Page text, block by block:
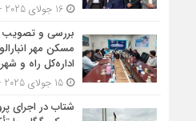
16 جولای 2025 - 8:51
بررسی و
مسکن مهر
اداره‌کل راه و
15 جولای 2025 - 18:47